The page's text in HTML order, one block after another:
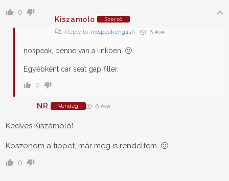
0
Kiszamolo
Szerző
Reply to nospeakenglish 6 éve
nospeak, benne van a linkben. 🙂
Egyébként car seat gap filler.
0
NR Vendég 6 éve
Kedves Kiszámoló!
Köszönöm a tippet, már meg is rendeltem. 🙂
0